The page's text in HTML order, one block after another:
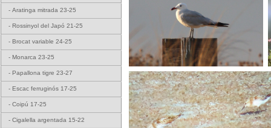
- Aratinga mitrada 23-25
- Rossinyol del Japó 21-25
- Brocat variable 24-25
- Monarca 23-25
- Papallona tigre 23-27
- Escac ferruginós 17-25
- Coipú 17-25
- Cigalella argentada 15-22